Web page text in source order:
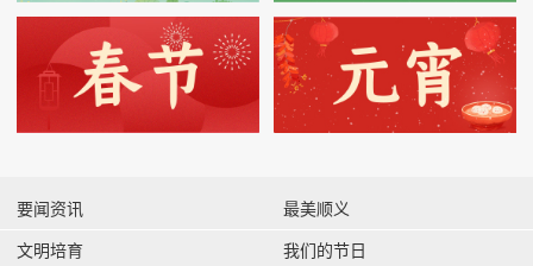
要闻资讯
文明培育
最美顺义
我们的节日